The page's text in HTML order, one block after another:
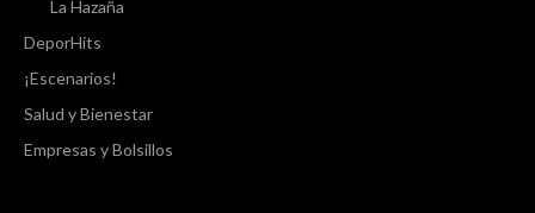
La Hazaña
DeporHits
¡Escenarios!
Salud y Bienestar
Empresas y Bolsillos